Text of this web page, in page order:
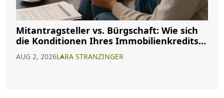
Mitantragsteller vs. Bürgschaft: Wie sich
die Konditionen Ihres Immobilienkredits
AUG 2, 2026LARA STRANZINGER